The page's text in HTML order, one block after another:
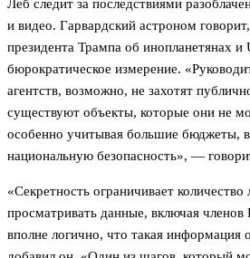
Леб следит за последствиями
и видео. Гарвардский астроном
президента Трампа об инопланетянах
бюрократическое измерение.
агентств, возможно, не захотят
существуют объекты, которые они не
особенно учитывая большие бюджеты,
национальную безопасность», —
«Секретность ограничивает
просматривать данные, включая членов
вполне логично, что такая информация